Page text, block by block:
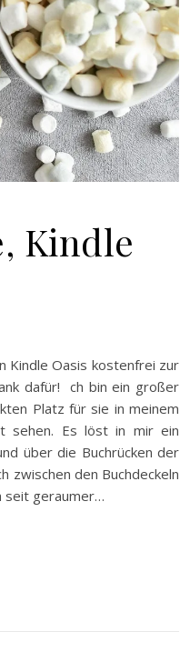
Kindle
Kindle Oasis kostenfrei zur
dafür! ch bin ein großer
Platz für sie in meinem
sehen. Es löst in mir ein
über die Buchrücken der
zwischen den Buchdeckeln
seit geraumer…